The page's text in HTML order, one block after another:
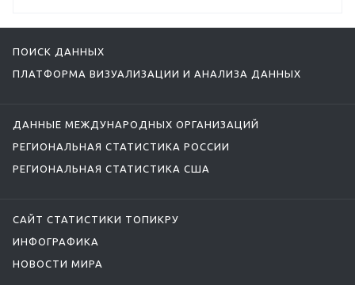
ПОИСК ДАННЫХ
ПЛАТФОРМА ВИЗУАЛИЗАЦИИ И АНАЛИЗА ДАННЫХ
ДАННЫЕ МЕЖДУНАРОДНЫХ ОРГАНИЗАЦИЙ
РЕГИОНАЛЬНАЯ СТАТИСТИКА РОССИИ
РЕГИОНАЛЬНАЯ СТАТИСТИКА США
САЙТ СТАТИСТИКИ ТОПИКРУ
ИНФОГРАФИКА
НОВОСТИ МИРА